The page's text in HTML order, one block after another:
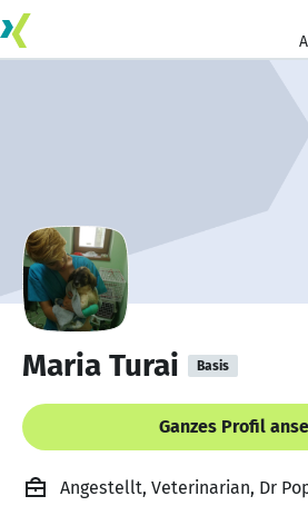
Maria Turai Basis
Ganzes Profil
Angestellt, Veterinarian, Dr